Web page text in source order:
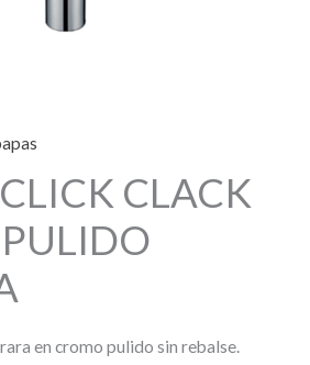
CLACK
en cromo pulido sin rebalse.